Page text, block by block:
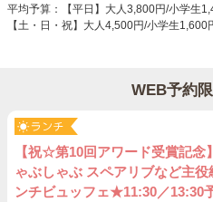
平均予算：【平日】大人3,800円/小学生
【土・日・祝】大人4,500円/小学生
WEB予約
【祝☆第10回アワード受賞記念
ゃぶしゃぶ スペアリブなど主
ンチビュッフェ★11:30／